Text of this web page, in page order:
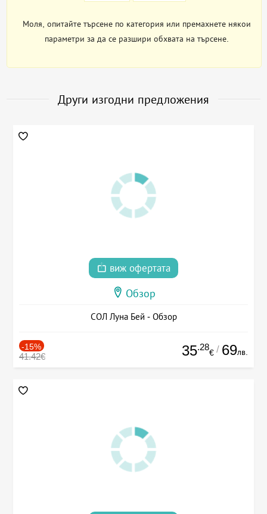
Моля, опитайте търсене по категория или премахнете някои
параметри за да се разшири обхвата на търсене.
Други изгодни предложения
виж офертата
Обзор
СОЛ Луна Бей - Обзор
-15%
41.42€ 35.28
€ / 69лв.